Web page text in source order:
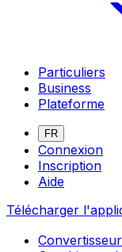
Particuliers
Business
Plateforme
FR
Connexion
Inscription
Aide
Télécharger